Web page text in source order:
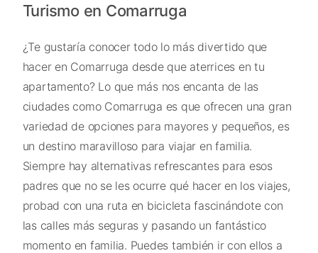
Turismo en Comarruga
¿Te gustaría conocer todo lo más divertido que
hacer en Comarruga desde que aterrices en tu
apartamento? Lo que más nos encanta de las
ciudades como Comarruga es que ofrecen una gran
variedad de opciones para mayores y pequeños, es
un destino maravilloso para viajar en familia.
Siempre hay alternativas refrescantes para esos
padres que no se les ocurre qué hacer en los viajes,
probad con una ruta en bicicleta fascinándote con
las calles más seguras y pasando un fantástico
momento en familia. Puedes también ir con ellos a